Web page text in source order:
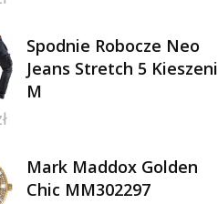
Spodnie Robocze Neo
Jeans Stretch 5 Kieszeni
M
Mark Maddox Golden
Chic MM302297